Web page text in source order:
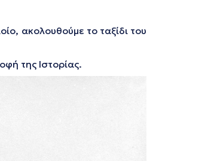
ακολουθούμε το ταξίδι του
της Ιστορίας.